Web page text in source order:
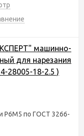
машинно-
для нарезания
28005-18-2.5 )
Р6М5 по ГОСТ 3266-